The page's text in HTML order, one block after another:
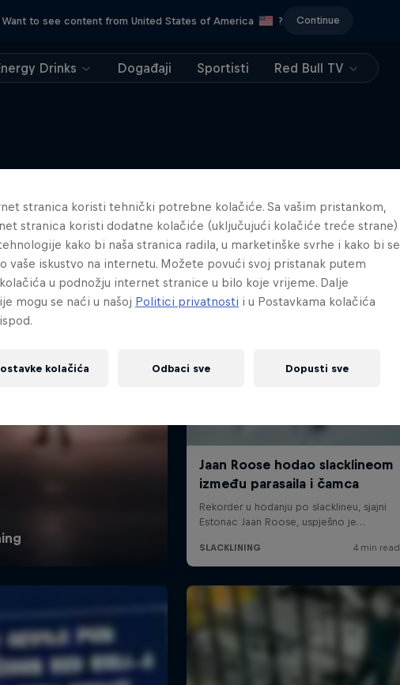
Want to see content from United States of America ? Continue
Drinks Događaji Sportisti Red Bull TV
Više sličnog sadržaja
stranica koristi tehnički potrebne kolačiće. Sa vašim pristankom,
stranica koristi dodatne kolačiće (uključujući kolačiće treće strane)
kako bi naša stranica radila, u marketinške svrhe i kako bi se
vaše iskustvo na internetu. Možete povući svoj pristanak putem
u podnožju internet stranice u bilo koje vrijeme. Dalje
mogu se naći u našoj Politici privatnosti i u Postavkama kolačića
kolačića Odbaci sve Dopusti sve